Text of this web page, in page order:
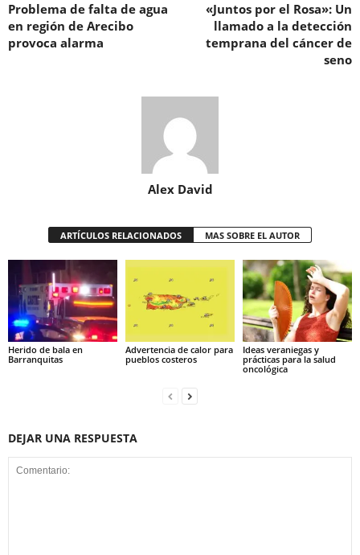
Problema de falta de agua
en región de Arecibo
provoca alarma
«Juntos por el Rosa»: Un
llamado a la detección
temprana del cáncer de
seno
Alex David
ARTÍCULOS RELACIONADOS MAS SOBRE EL AUTOR
Herido de bala en
Barranquitas
Advertencia de calor para
pueblos costeros
Ideas veraniegas y
prácticas para la salud
oncológica
DEJAR UNA RESPUESTA